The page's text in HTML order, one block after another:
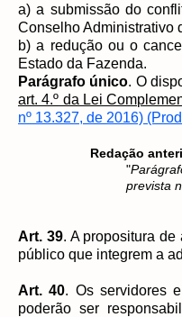
a) a submissão do
Conselho Administrativo
b) a redução ou o
Estado da Fazenda.
​Parágrafo único. O
art. 4.º da Lei
nº 13.327, de 2016)
Redação
"
prevista
Art. 39. A propositura
público que integrem a
Art. 40. Os servidores
poderão ser